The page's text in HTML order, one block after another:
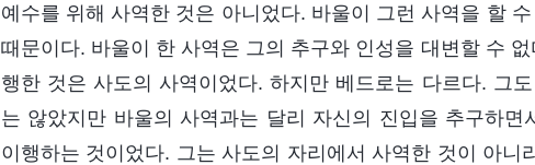
예수를 위해 사역한 것은 아니었다. 바울이 그런 사역을 할
때문이다. 바울이 한 사역은 그의 추구와 인성을 대변할 수
행한 것은 사도의 사역이었다. 하지만 베드로는 다르다. 그
는 않았지만 바울의 사역과는 달리 자신의 진입을 추구하
이행하는 것이었다. 그는 사도의 자리에서 사역한 것이 아